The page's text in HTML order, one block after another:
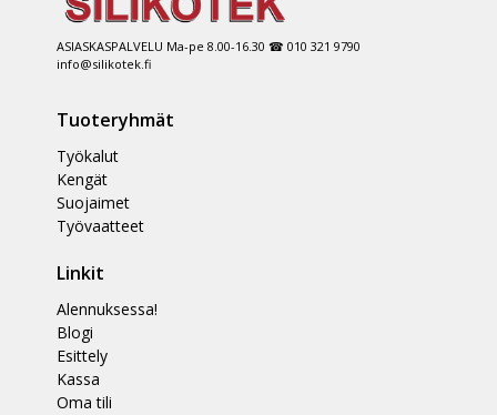
ASIASKASPALVELU Ma-pe 8.00-16.30 ☎ 010 321 9790
info@silikotek.fi
Tuoteryhmät
Työkalut
Kengät
Suojaimet
Työvaatteet
Linkit
Alennuksessa!
Blogi
Esittely
Kassa
Oma tili